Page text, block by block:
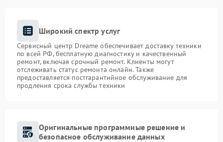
Широкий спектр услуг
Сервисный центр Dreame обеспечивает доставку техники
по всей РФ, бесплатную диагностику и качественный
ремонт, включая срочный ремонт. Клиенты могут
отслеживать статус ремонта онлайн. Также
предоставляется постгарантийное обслуживание для
продления срока службы техники
Оригинальные программные решение и
безопасное обслуживание данных